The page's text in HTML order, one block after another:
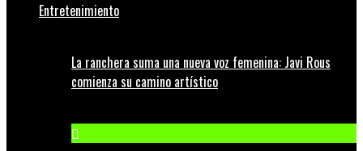
Entretenimiento
La ranchera suma una nueva voz femenina: Javi Rous
comienza su camino artístico